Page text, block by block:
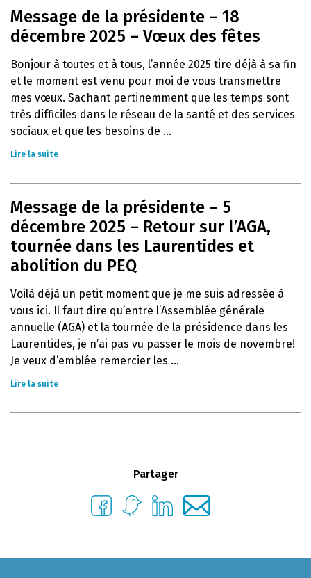
Message de la présidente – 18
décembre 2025 – Vœux des fêtes
Bonjour à toutes et à tous, l’année 2025 tire déjà à sa fin
et le moment est venu pour moi de vous transmettre
mes vœux. Sachant pertinemment que les temps sont
très difficiles dans le réseau de la santé et des services
sociaux et que les besoins de ...
Lire la suite
Message de la présidente – 5
décembre 2025 – Retour sur l’AGA,
tournée dans les Laurentides et
abolition du PEQ
Voilà déjà un petit moment que je me suis adressée à
vous ici. Il faut dire qu’entre l’Assemblée générale
annuelle (AGA) et la tournée de la présidence dans les
Laurentides, je n’ai pas vu passer le mois de novembre!
Je veux d’emblée remercier les ...
Lire la suite
Partager